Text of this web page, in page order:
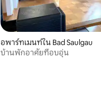
อพาร์ทเมนท์ใน Bad Saulgau
บ้านพักอาศัยที่อบอุ่น